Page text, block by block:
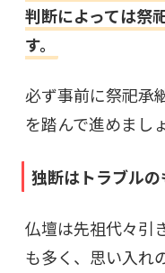
判断によっては祭
す。
必ず事前に祭祀承
を踏んで進めまし
独断はトラブル
仏壇は先祖代々引
も多く、思い入れ